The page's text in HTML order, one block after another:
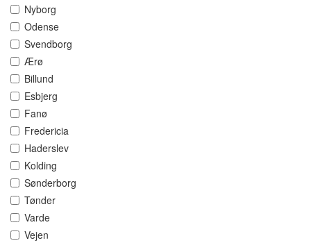
Nyborg
Odense
Svendborg
Ærø
Billund
Esbjerg
Fanø
Fredericia
Haderslev
Kolding
Sønderborg
Tønder
Varde
Vejen